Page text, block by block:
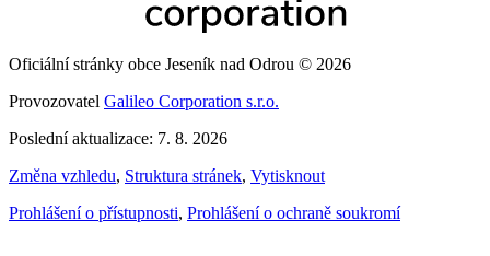
Oficiální stránky obce Jeseník nad Odrou © 2026
Provozovatel Galileo Corporation s.r.o.
Poslední aktualizace: 7. 8. 2026
Změna vzhledu, Struktura stránek, Vytisknout
Prohlášení o přístupnosti, Prohlášení o ochraně soukromí